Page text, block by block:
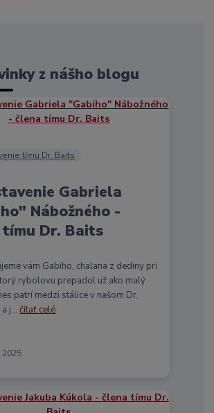
z nášho blogu
2025
tímu Dr. Baits
Gabriela
Nábožného -
Dr. Baits
vám Gabiho, chalana z dediny pri
rybolovu prepadol už ako malý
patrí medzi stálice v našom Dr.
a j...čítať celé